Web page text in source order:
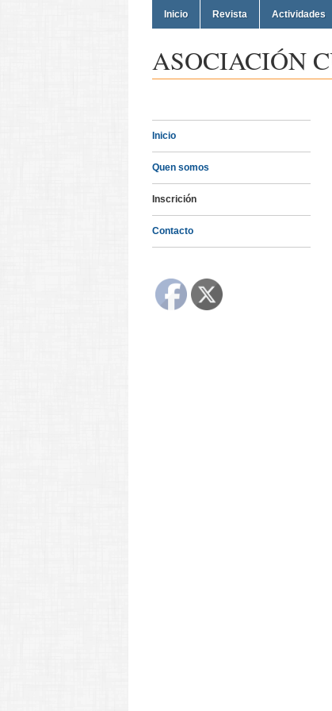
Inicio Revista Actividades
ASOCIACIÓN
Inicio
Quen somos
Inscrición
Contacto